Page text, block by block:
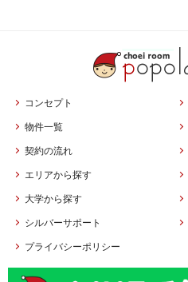
コンセプト
物件一覧
契約の流れ
エリアから探す
大学から探す
シルバーサポート
プライバシーポリシー